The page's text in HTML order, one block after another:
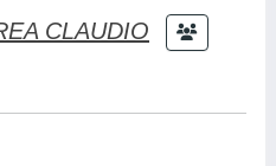
CLAUDIO